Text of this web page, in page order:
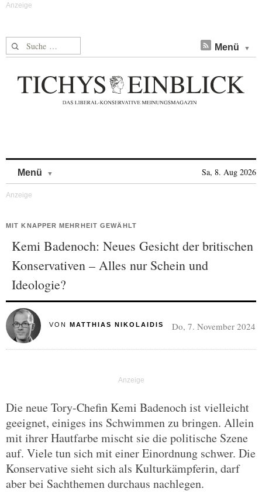
Suche nach: Menü
Menü Sa, 8. Aug 2026
MIT KNAPPER MEHRHEIT GEWÄHLT
Kemi Badenoch: Neues Gesicht der britischen
Konservativen – Alles nur Schein und
Ideologie?
VON MATTHIAS NIKOLAIDIS Do, 7. November 2024
Die neue Tory-Chefin Kemi Badenoch ist vielleicht
geeignet, einiges ins Schwimmen zu bringen. Allein
mit ihrer Hautfarbe mischt sie die politische Szene
auf. Viele tun sich mit einer Einordnung schwer. Die
Konservative sieht sich als Kulturkämpferin, darf
aber bei Sachthemen durchaus nachlegen.